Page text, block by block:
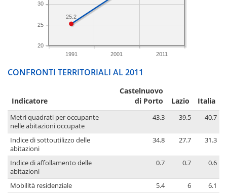
1991 2001 2011
20
25
30
25.2
CONFRONTI TERRITORIALI AL 2011
Indicatore
Castelnuovo
di Porto
Lazio Italia
Metri quadrati per occupante
nelle abitazioni occupate
43.3 39.5 40.7
Indice di sottoutilizzo delle
abitazioni
34.8 27.7 31.3
Indice di affollamento delle
abitazioni
0.7 0.7 0.6
Mobilità residenziale 5.4 6 6.1